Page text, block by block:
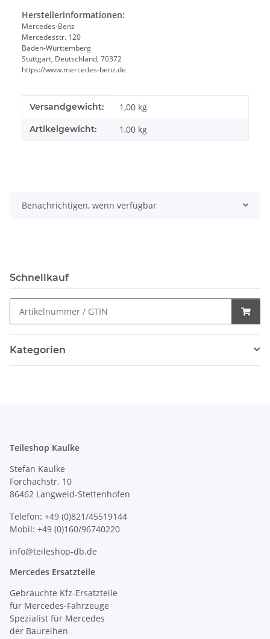
Herstellerinformationen:
Mercedes-Benz
Mercedesstr. 120
Baden-Württemberg
Stuttgart, Deutschland, 70372
https://www.mercedes-benz.de
Produkteigenschaft
Wert
Versandgewicht: 1,00 kg
Artikelgewicht: 1,00 kg
Benachrichtigen, wenn verfügbar
Schnellkauf
Kategorien
Teileshop Kaulke
Stefan Kaulke
Forchachstr. 10
86462 Langweid-Stettenhofen
Telefon: +49 (0)821/45519144
Mobil: +49 (0)160/96740220
info@teileshop-db.de
Mercedes Ersatzteile
Gebrauchte Kfz-Ersatzteile
für Mercedes-Fahrzeuge
Spezialist für Mercedes
der Baureihen